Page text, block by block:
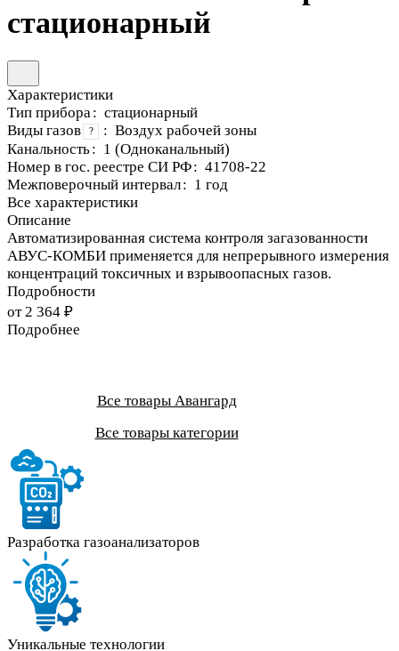
стационарный
Характеристики
Тип прибора : стационарный
Виды газов
? : Воздух рабочей зоны
Канальность: 1 (Одноканальный)
Номер в гос. реестре СИ РФ: 41708-22
Межповерочный интервал: 1 год
Все характеристики
Описание
Автоматизированная система контроля загазованности
АВУС-КОМБИ применяется для непрерывного измерения
концентраций токсичных и взрывоопасных газов.
Подробности
от 2 364 ₽
Подробнее
Все товары Авангард
Все товары категории
Разработка газоанализаторов
Уникальные технологии